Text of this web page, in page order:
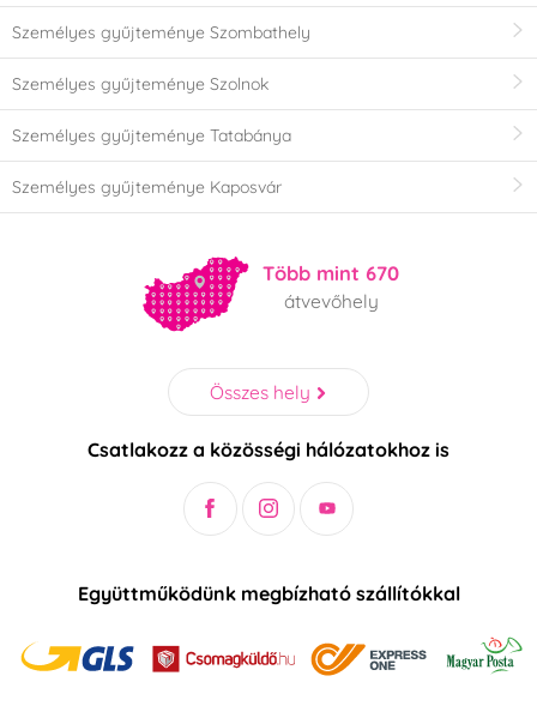
Személyes gyűjteménye Szombathely
Személyes gyűjteménye Szolnok
Személyes gyűjteménye Tatabánya
Személyes gyűjteménye Kaposvár
Több mint 670
átvevőhely
Összes hely
Csatlakozz a közösségi hálózatokhoz is
Együttműködünk megbízható szállítókkal